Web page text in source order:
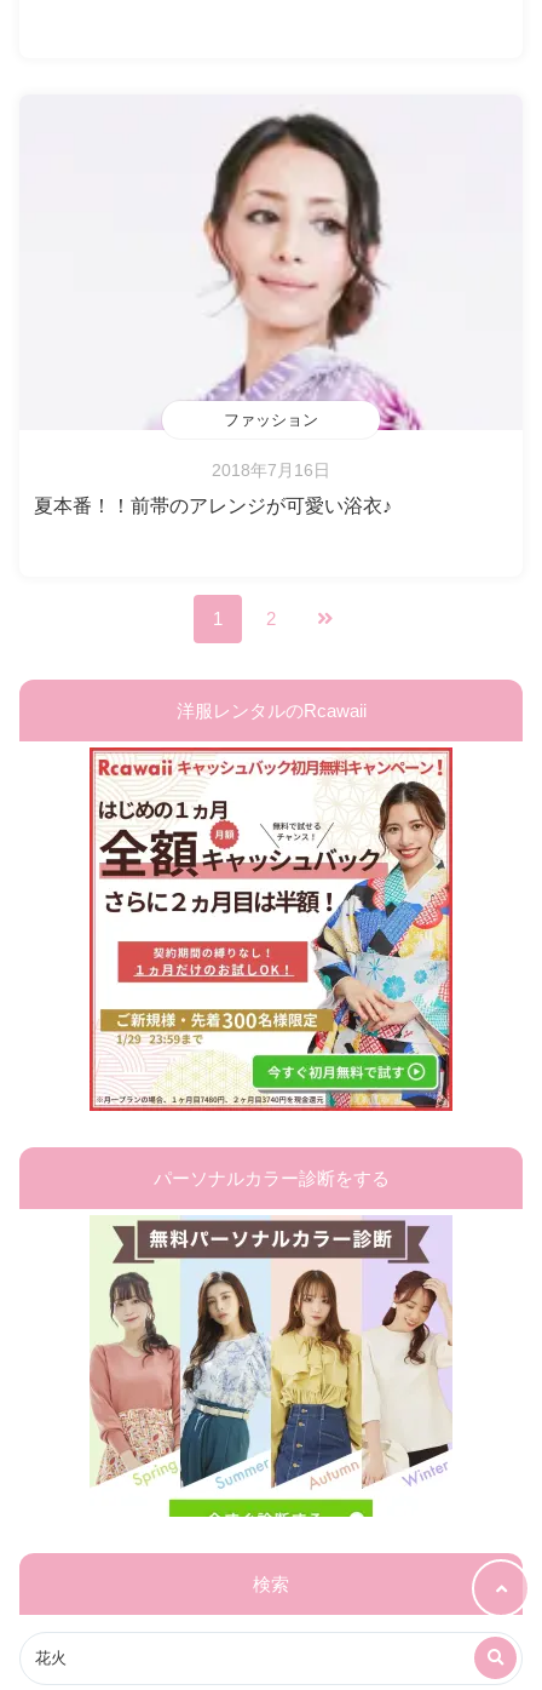
ファッション
2018年7月16日
夏本番！！前帯のアレンジが可愛い浴衣♪
1 2
洋服レンタルのRcawaii
パーソナルカラー診断をする
検索